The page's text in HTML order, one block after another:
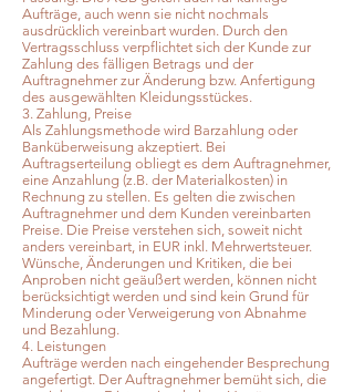
Aufträge, auch wenn sie nicht nochmals
ausdrücklich vereinbart wurden. Durch den
Vertragsschluss verpflichtet sich der Kunde zur
Zahlung des fälligen Betrags und der
Auftragnehmer zur Änderung bzw. Anfertigung
des ausgewählten Kleidungsstückes.
3. Zahlung, Preise
Als Zahlungsmethode wird Barzahlung oder
Banküberweisung akzeptiert. Bei
Auftragserteilung obliegt es dem Auftragnehmer,
eine Anzahlung (z.B. der Materialkosten) in
Rechnung zu stellen. Es gelten die zwischen
Auftragnehmer und dem Kunden vereinbarten
Preise. Die Preise verstehen sich, soweit nicht
anders vereinbart, in EUR inkl. Mehrwertsteuer.
Wünsche, Änderungen und Kritiken, die bei
Anproben nicht geäußert werden, können nicht
berücksichtigt werden und sind kein Grund für
Minderung oder Verweigerung von Abnahme
und Bezahlung.
4. Leistungen
Aufträge werden nach eingehender Besprechung
angefertigt. Der Auftragnehmer bemüht sich, die